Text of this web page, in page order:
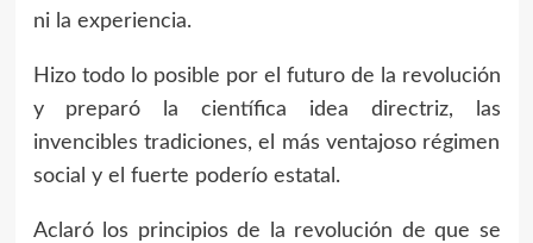
ni la experiencia.
Hizo todo lo posible por el futuro de la revolución
y preparó la científica idea directriz, las
invencibles tradiciones, el más ventajoso régimen
social y el fuerte poderío estatal.
Aclaró los principios de la revolución de que se